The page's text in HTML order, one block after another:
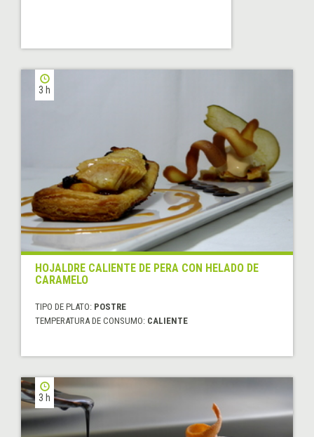
3 h
HOJALDRE CALIENTE DE PERA CON HELADO DE
CARAMELO
TIPO DE PLATO: POSTRE
TEMPERATURA DE CONSUMO: CALIENTE
3 h